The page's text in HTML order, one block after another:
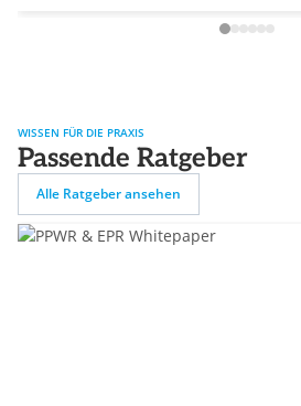
WISSEN FÜR DIE PRAXIS
Passende Ratgeber
Alle Ratgeber ansehen